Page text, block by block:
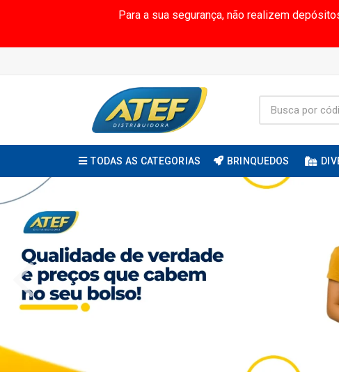
Para a sua segurança, não realizem
TODAS AS CATEGORIAS BRINQUEDOS